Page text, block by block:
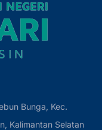
Bunga, Kec.
Kalimantan Selatan